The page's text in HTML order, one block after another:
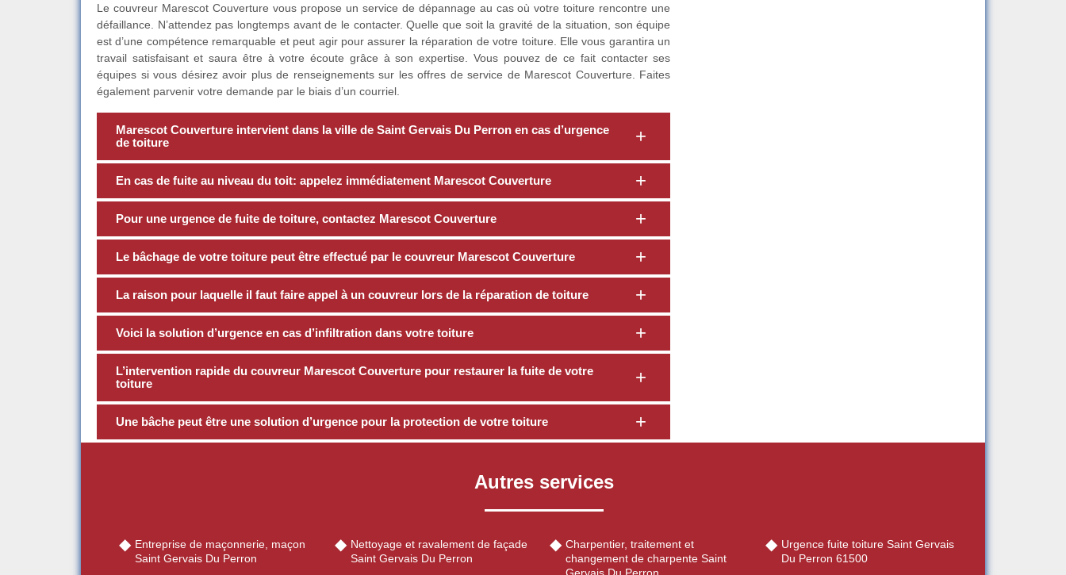
Le couvreur Marescot Couverture vous propose un service de dépannage au cas où votre toiture rencontre une
défaillance. N’attendez pas longtemps avant de le contacter. Quelle que soit la gravité de la situation, son équipe
est d’une compétence remarquable et peut agir pour assurer la réparation de votre toiture. Elle vous garantira un
travail satisfaisant et saura être à votre écoute grâce à son expertise. Vous pouvez de ce fait contacter ses
équipes si vous désirez avoir plus de renseignements sur les offres de service de Marescot Couverture. Faites
également parvenir votre demande par le biais d’un courriel.
Marescot Couverture intervient dans la ville de Saint Gervais Du Perron en cas d’urgence
de toiture
En cas de fuite au niveau du toit: appelez immédiatement Marescot Couverture
Pour une urgence de fuite de toiture, contactez Marescot Couverture
Le bâchage de votre toiture peut être effectué par le couvreur Marescot Couverture
La raison pour laquelle il faut faire appel à un couvreur lors de la réparation de toiture
Voici la solution d’urgence en cas d’infiltration dans votre toiture
L’intervention rapide du couvreur Marescot Couverture pour restaurer la fuite de votre
toiture
Une bâche peut être une solution d’urgence pour la protection de votre toiture
Autres services
Entreprise de maçonnerie, maçon
Saint Gervais Du Perron
Nettoyage et ravalement de façade
Saint Gervais Du Perron
Charpentier, traitement et
changement de charpente Saint
Urgence fuite toiture Saint Gervais
Du Perron 61500